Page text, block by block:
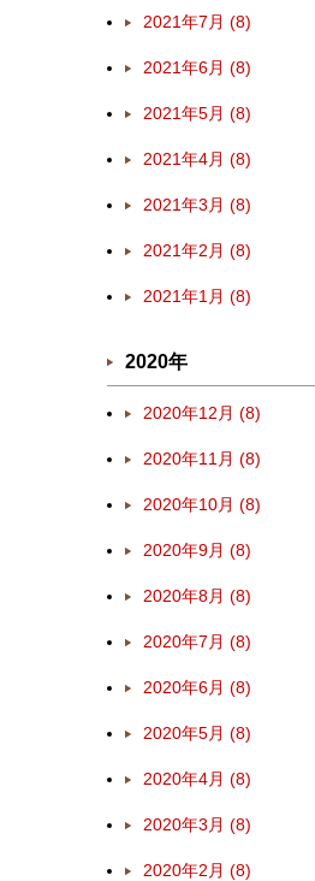
2021年7月 (8)
2021年6月 (8)
2021年5月 (8)
2021年4月 (8)
2021年3月 (8)
2021年2月 (8)
2021年1月 (8)
2020年
2020年12月 (8)
2020年11月 (8)
2020年10月 (8)
2020年9月 (8)
2020年8月 (8)
2020年7月 (8)
2020年6月 (8)
2020年5月 (8)
2020年4月 (8)
2020年3月 (8)
2020年2月 (8)